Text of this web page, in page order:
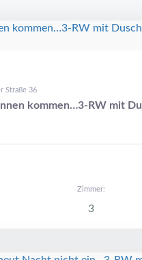
Straße 36
kommen…3-RW mit
Zimmer:
3